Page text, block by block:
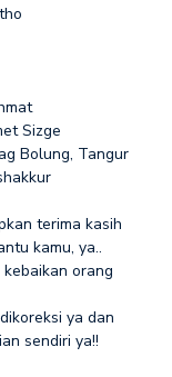
Sizge
Bolung, Tangur
terima kasih
kamu, ya..
orang
ya dan
sendiri ya!!